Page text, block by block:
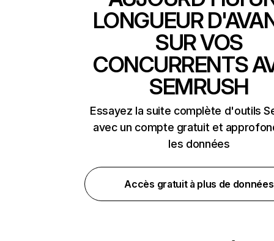
LONGUEUR
SUR VOS
CONCURRENTS
SEMRUSH
Essayez la suite complète d'outils
avec un compte gratuit et
les données
Accès gratuit à plus de données